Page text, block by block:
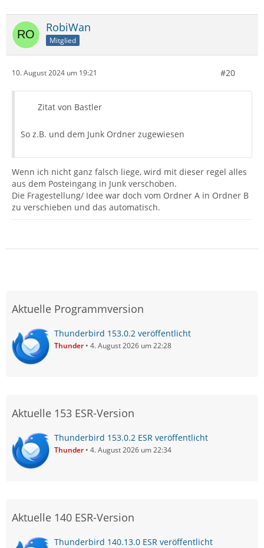
RobiWan
Mitglied
10. August 2024 um 19:21 #20
Zitat von Bastler
So z.B. und dem Junk Ordner zugewiesen
Wenn ich nicht ganz falsch liege, wird mit dieser regel alles
aus dem Posteingang in Junk verschoben.
Die Fragestellung/ Idee war doch vom Ordner A in Ordner B
zu verschieben und das automatisch.
Aktuelle Programmversion
Thunderbird 153.0.2 veröffentlicht
Thunder 4. August 2026 um 22:28
Aktuelle 153 ESR-Version
Thunderbird 153.0.2 ESR veröffentlicht
Thunder 4. August 2026 um 22:34
Aktuelle 140 ESR-Version
Thunderbird 140.13.0 ESR veröffentlicht